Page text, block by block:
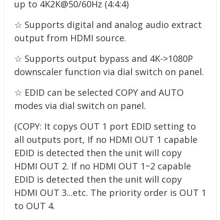
up to 4K2K@50/60Hz (4:4:4)
☆ Supports digital and analog audio extract
output from HDMI source.
☆ Supports output bypass and 4K->1080P
downscaler function via dial switch on panel.
☆ EDID can be selected COPY and AUTO
modes via dial switch on panel.
(COPY: It copys OUT 1 port EDID setting to
all outputs port, If no HDMI OUT 1 capable
EDID is detected then the unit will copy
HDMI OUT 2. If no HDMI OUT 1~2 capable
EDID is detected then the unit will copy
HDMI OUT 3...etc. The priority order is OUT 1
to OUT 4.